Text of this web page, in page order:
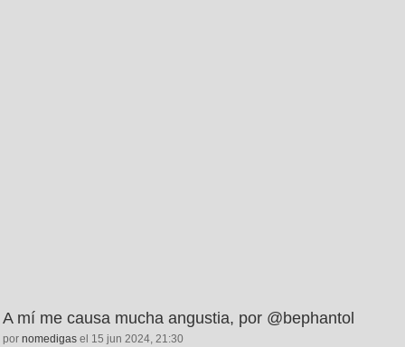
A mí me causa mucha angustia, por @bephantol
por nomedigas el 15 jun 2024, 21:30